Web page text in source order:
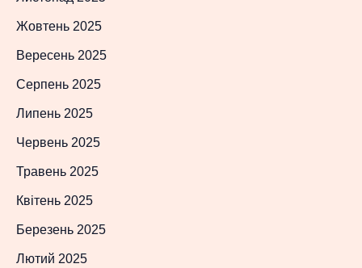
Жовтень 2025
Вересень 2025
Серпень 2025
Липень 2025
Червень 2025
Травень 2025
Квітень 2025
Березень 2025
Лютий 2025